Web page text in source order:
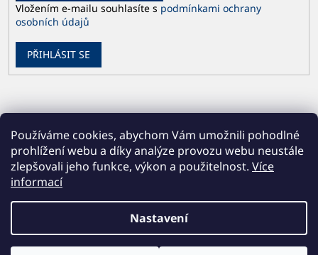
Používáme cookies, abychom Vám umožnili pohodlné
prohlížení webu a díky analýze provozu webu neustále
zlepšovali jeho funkce, výkon a použitelnost. Více
informací
Nastavení
Vložením e-mailu souhlasíte s podmínkami ochrany
osobních údajů
PŘIHLÁSIT SE
Copyright 2026Česká geologická služba. Všechna práva